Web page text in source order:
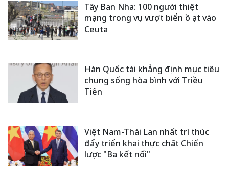
Tây Ban Nha: 100 người thiệt
mạng trong vụ vượt biển ồ ạt vào
Ceuta
Hàn Quốc tái khẳng định mục tiêu
chung sống hòa bình với Triều
Tiên
Việt Nam-Thái Lan nhất trí thúc
đẩy triển khai thực chất Chiến
lược "Ba kết nối"